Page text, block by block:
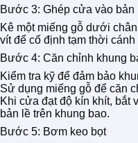
Bước 3: Ghép cửa vào bản
Kê một miếng gỗ dưới
vít để cố định tạm thời
Bước 4: Căn chỉnh khung
Kiểm tra kỹ để đảm bảo
Sử dụng miếng gỗ để căn
Khi cửa đạt độ kín khít, bắt
bản lề trên khung bao.
Bước 5: Bơm keo bọt